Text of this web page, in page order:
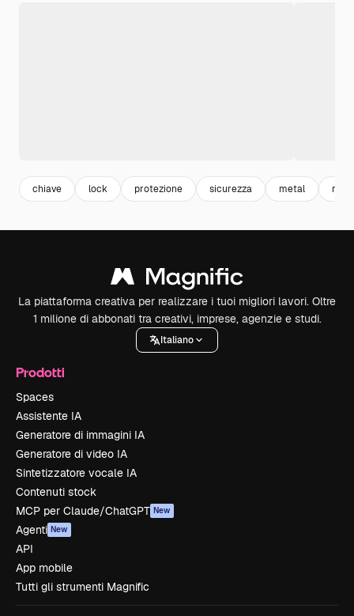
chiave lock protezione sicurezza metal
La piattaforma creativa per realizzare i tuoi migliori lavori. Oltre
1 milione di abbonati tra creativi, imprese, agenzie e studi.
Italiano
Prodotti
Spaces
Assistente IA
Generatore di immagini IA
Generatore di video IA
Sintetizzatore vocale IA
Contenuti stock
MCP per Claude/ChatGPT New
Agenti New
API
App mobile
Tutti gli strumenti Magnific